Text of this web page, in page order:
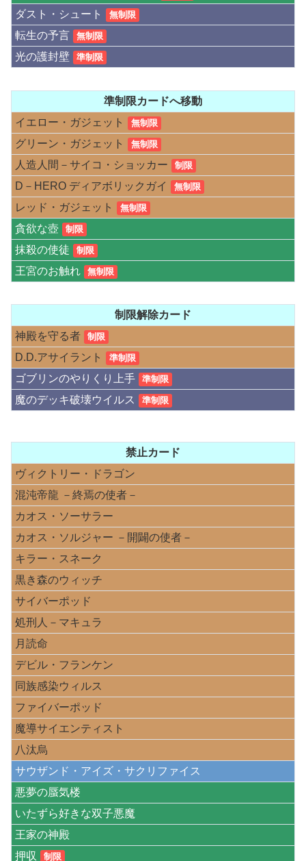
ダスト・シュート 無制限
転生の予言 無制限
光の護封壁 準制限
準制限カードへ移動
イエロー・ガジェット
無制限
グリーン・ガジェット 無制限
人造人間－サイコ・ショッカー 制限
D－HERO ディアボリックガイ 無制限
レッド・ガジェット 無制限
貪欲な壺 制限
抹殺の使徒 制限
王宮のお触れ 無制限
制限解除カード
神殿を守る者
制限
D.D.アサイラント 準制限
ゴブリンのやりくり上手 準制限
魔のデッキ破壊ウイルス 準制限
禁止カード
ヴィクトリー・ドラゴン
混沌帝龍 －終焉の使者－
カオス・ソーサラー
カオス・ソルジャー －開闢の使者－
キラー・スネーク
黒き森のウィッチ
サイバーポッド
処刑人－マキュラ
月読命
デビル・フランケン
同族感染ウィルス
ファイバーポッド
魔導サイエンティスト
八汰烏
サウザンド・アイズ・サクリファイス
悪夢の蜃気楼
いたずら好きな双子悪魔
王家の神殿
押収
制限